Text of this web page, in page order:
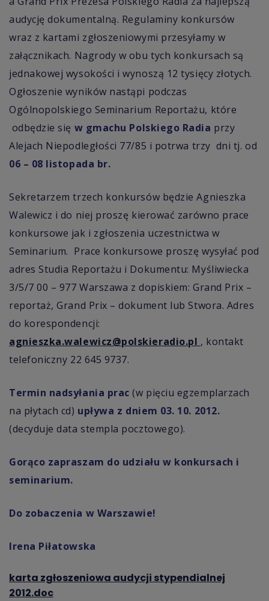
audycję dokumentalną. Regulaminy konkursów
wraz z kartami zgłoszeniowymi przesyłamy w
załącznikach. Nagrody w obu tych konkursach są
jednakowej wysokości i wynoszą 12 tysięcy złotych.
Ogłoszenie wyników nastąpi podczas
Ogólnopolskiego Seminarium Reportażu, które
odbędzie się w gmachu Polskiego Radia przy
Alejach Niepodległości 77/85 i potrwa trzy dni tj. od
06 – 08 listopada br.
Sekretarzem trzech konkursów będzie Agnieszka
Walewicz i do niej proszę kierować zarówno prace
konkursowe jak i zgłoszenia uczestnictwa w
Seminarium. Prace konkursowe proszę wysyłać pod
adres Studia Reportażu i Dokumentu: Myśliwiecka
3/5/7 00 – 977 Warszawa z dopiskiem: Grand Prix –
reportaż, Grand Prix – dokument lub Stwora. Adres
do korespondencji:
agnieszka.walewicz@polskieradio.pl , kontakt
telefoniczny 22 645 9737.
Termin nadsyłania prac(w pięciu egzemplarzach
na płytach cd) upływa z dniem 03. 10. 2012.
(decyduje data stempla pocztowego).
Gorąco zapraszam do udziału w konkursach i
seminarium.
Do zobaczenia w Warszawie!
Irena Piłatowska
karta zgłoszeniowa audycji stypendialnej
2012.doc